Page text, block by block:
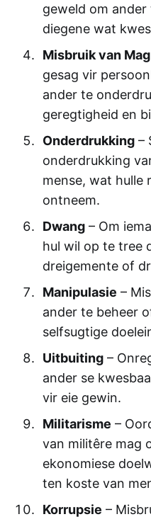
geweld om
diegene wat
Misbruik van Mag
gesag vir
ander te
geregtigheid en
Onderdrukking–
onderdrukking
mense, wat hulle
ontneem.
Dwang– Om
hul wil op te tree
dreigemente of
Manipulasie –
ander te beheer
selfsugtige
Uitbuiting–
ander se
vir eie gewin.
Militarisme –
van militêre mag
ekonomiese
ten koste van
Korrupsie –